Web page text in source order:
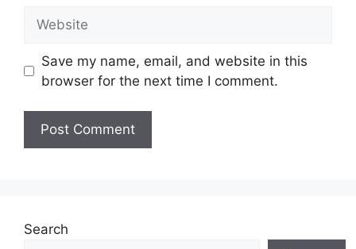
Save my name, email, and website in this
browser for the next time I comment.
Search